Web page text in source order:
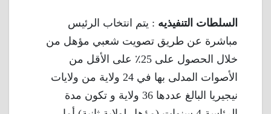
السلطات التنفيذيه : يتم انتخاب الرئيس
مباشرة عن طريق تصويت شعبي مؤهل من
خلال الحصول على 25٪ على الأقل من
الأصوات المدلى بها في 24 ولاية من ولايات
نيجيريا البالغ عددها 36 ولاية و تكون مدة